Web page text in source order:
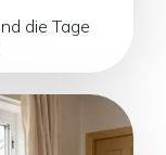
die Tage